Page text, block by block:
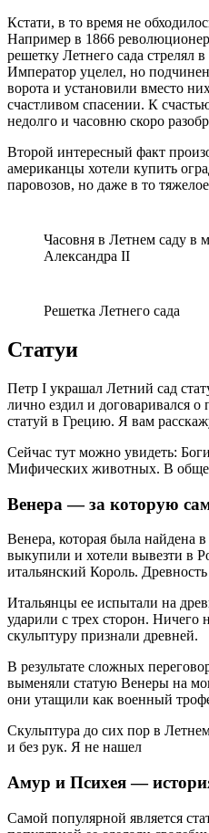
Кстати, в то время не
Например в 1866
решетку Летнего сада стрелял
Император уцелел, но
ворота и установили вместо
счастливом спасении. К
недолго и часовню скоро
Второй интересный факт
американцы хотели купить
паровозов, но даже в то
Часовня в Летнем саду в
Александра II
Решетка Летнего сада
Статуи
Петр I украшал Летний сад
лично ездил и договаривался
статуй в Грецию. Я вам
Сейчас тут можно увидеть:
Мифических животных. В
Венера — за которую
Венера, которая была найдена
выкупили и хотели вывезти в
итальянский Король.
Итальянцы ее испытали на
ударили с трех сторон. Ничего
скульптуру признали древней.
В результате сложных
выменяли статую Венеры на
они утащили как военный
Скульптура до сих пор в
и без рук. Я не нашел
Амур и Психея —
Самой популярной является